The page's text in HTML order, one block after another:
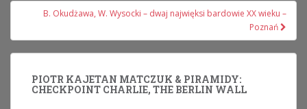
B. Okudżawa, W. Wysocki – dwaj najwięksi bardowie XX wieku –
Poznań
PIOTR KAJETAN MATCZUK & PIRAMIDY:
CHECKPOINT CHARLIE, THE BERLIN WALL